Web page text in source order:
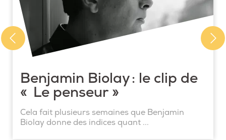
Benjamin Biolay : le clip de
« Le penseur »
Cela fait plusieurs semaines que Benjamin
Biolay donne des indices quant ...